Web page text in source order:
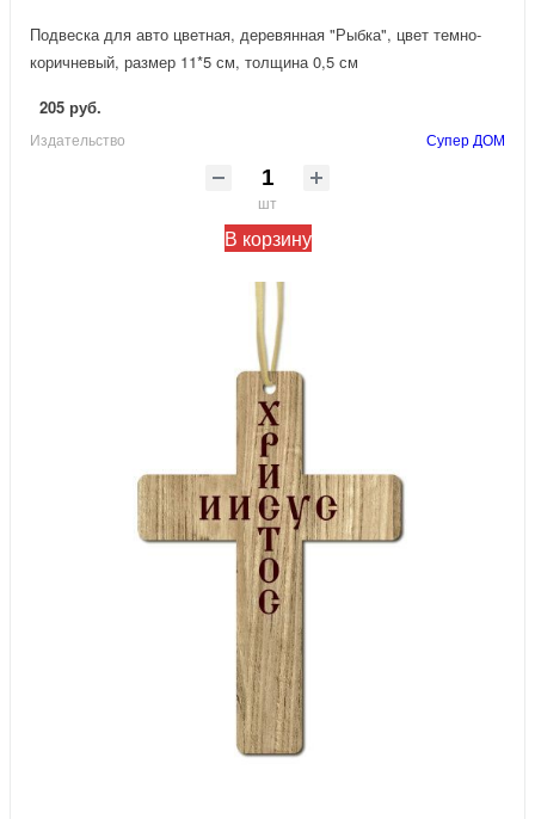
Подвеска для авто цветная, деревянная "Рыбка", цвет темно-
коричневый, размер 11*5 см, толщина 0,5 см
205 руб.
Издательство Супер ДОМ
шт
В корзину